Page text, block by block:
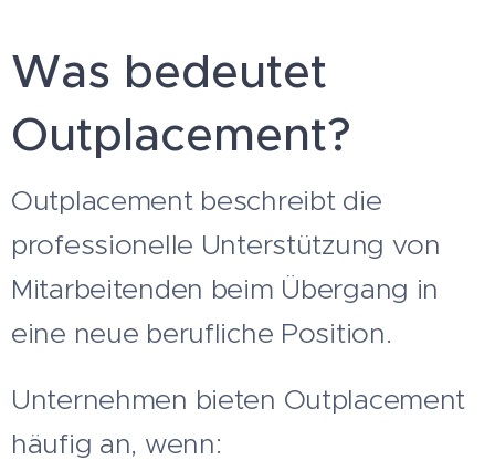
Was bedeutet
Outplacement?
Outplacement beschreibt die
professionelle Unterstützung von
Mitarbeitenden beim Übergang in
eine neue berufliche Position.
Unternehmen bieten Outplacement
häufig an, wenn: